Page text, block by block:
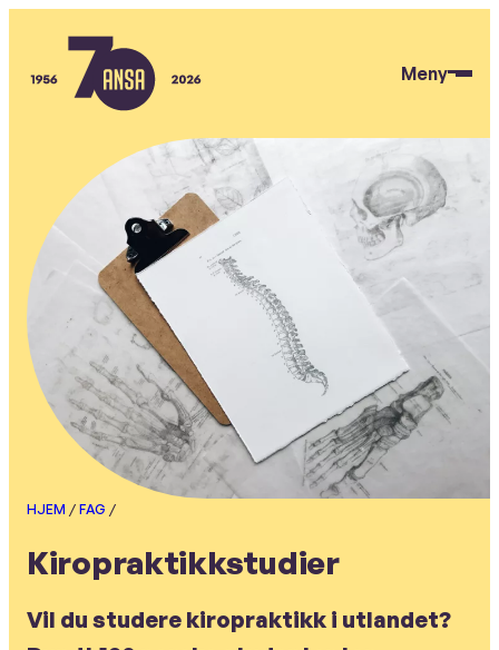
hovedinnhold
Meny
HJEM / FAG /
Kiropraktikkstudier
Vil du studere kiropraktikk i utlandet?